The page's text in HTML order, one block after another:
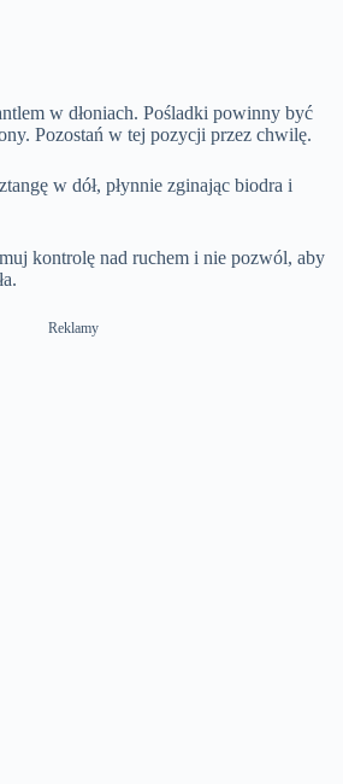
w dłoniach. Pośladki powinny być
Pozostań w tej pozycji przez chwilę.
w dół, płynnie zginając biodra i
kontrolę nad ruchem i nie pozwól, aby
Reklamy